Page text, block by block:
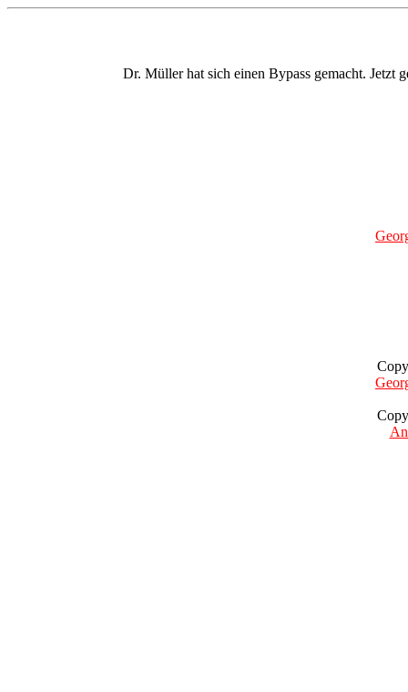
Dr. Müller hat sich einen Bypass gemacht. Jetzt